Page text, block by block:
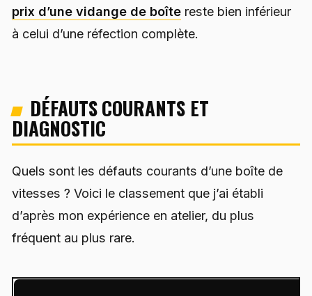
prix d’une vidange de boîte reste bien inférieur
à celui d’une réfection complète.
DÉFAUTS COURANTS ET
DIAGNOSTIC
Quels sont les défauts courants d’une boîte de
vitesses ? Voici le classement que j’ai établi
d’après mon expérience en atelier, du plus
fréquent au plus rare.